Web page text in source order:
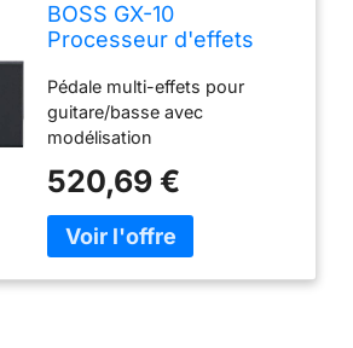
BOSS GX-10
Processeur d'effets
et basse, moteur
sonore GX-100, écran
tactile couleur, 32
ampères et 170 effets
BOSS multimode,
interrupteurs à pied et
pédale de
Pédale multi-effets pour
guitare/basse avec
modélisation
Interface d'inclinaison USB-C
Pédale d'expression Boucle
d'effets Cabines
520,69 €